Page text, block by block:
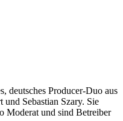
deutsches Producer-Duo aus
und Sebastian Szary. Sie
Moderat und sind Betreiber